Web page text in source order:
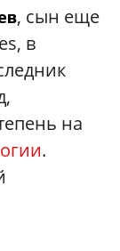
, сын еще
в
на
.